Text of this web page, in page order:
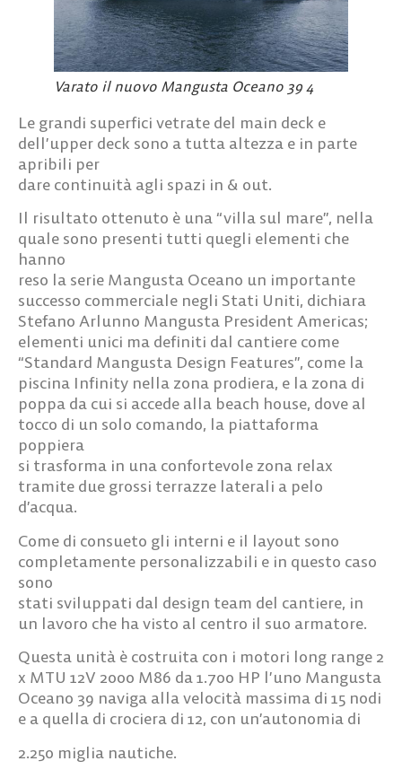
Varato il nuovo Mangusta Oceano 39 4
Le grandi superfici vetrate del main deck e
dell’upper deck sono a tutta altezza e in parte
apribili per
dare continuità agli spazi in & out.
Il risultato ottenuto è una “villa sul mare”, nella
quale sono presenti tutti quegli elementi che
hanno
reso la serie Mangusta Oceano un importante
successo commerciale negli Stati Uniti, dichiara
Stefano Arlunno Mangusta President Americas;
elementi unici ma definiti dal cantiere come
“Standard Mangusta Design Features”, come la
piscina Infinity nella zona prodiera, e la zona di
poppa da cui si accede alla beach house, dove al
tocco di un solo comando, la piattaforma
poppiera
si trasforma in una confortevole zona relax
tramite due grossi terrazze laterali a pelo
d’acqua.
Come di consueto gli interni e il layout sono
completamente personalizzabili e in questo caso
sono
stati sviluppati dal design team del cantiere, in
un lavoro che ha visto al centro il suo armatore.
Questa unità è costruita con i motori long range 2
x MTU 12V 2000 M86 da 1.700 HP l’uno Mangusta
Oceano 39 naviga alla velocità massima di 15 nodi
e a quella di crociera di 12, con un’autonomia di
2.250 miglia nautiche.